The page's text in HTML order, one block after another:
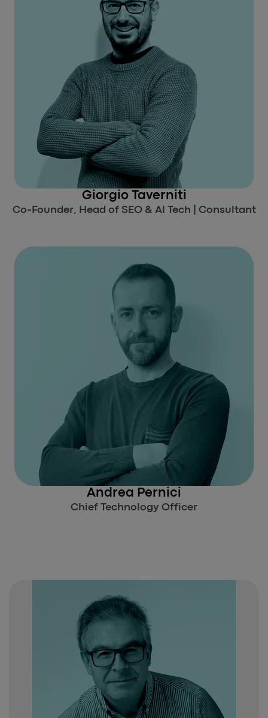
Giorgio Taverniti
Co-Founder, Head of SEO & AI Tech | Consultant
Andrea Pernici
Chief Technology Officer